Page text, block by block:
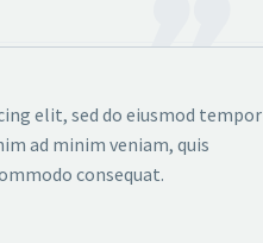
elit, sed do eiusmod tempor
ad minim veniam, quis
consequat.